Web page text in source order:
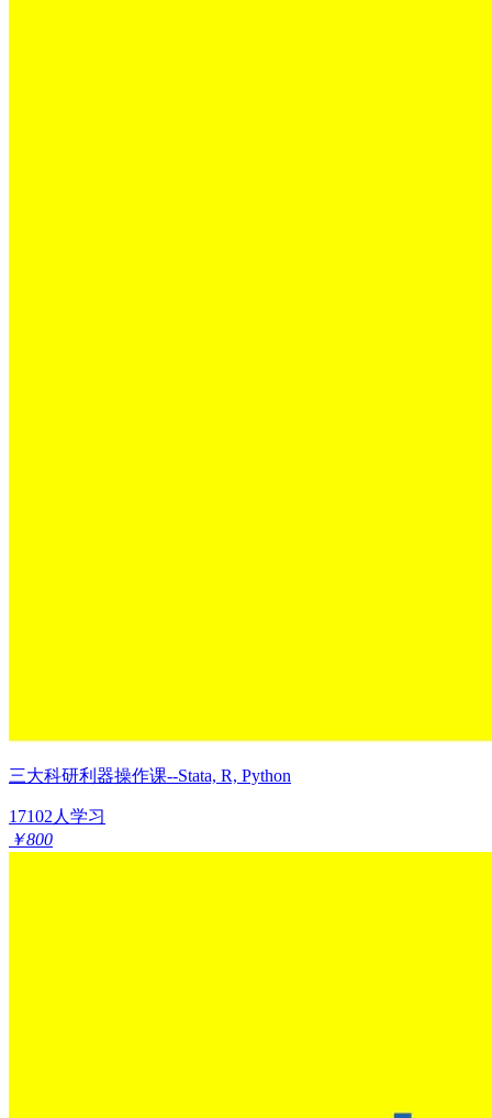
三大科研利器操作课--Stata, R, Python
17102人学习
￥800